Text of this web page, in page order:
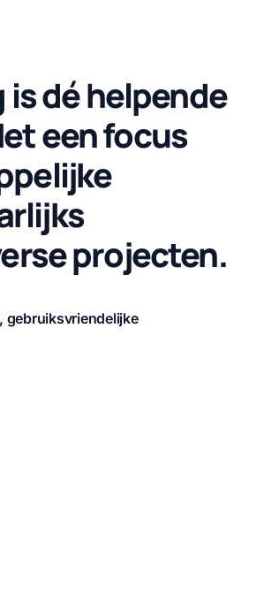
is dé helpende
een focus
projecten.
gebruiksvriendelijke